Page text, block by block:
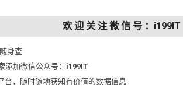
欢 迎 关 注 微 信 号 ：i199IT
身查
添加微信公众号： i199IT
台，随时随地获知有价值的数据信息